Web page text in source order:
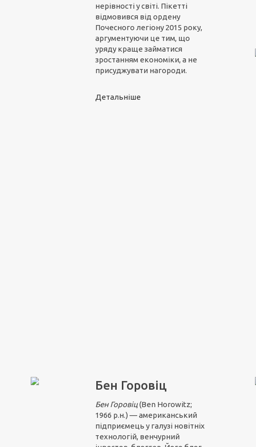
нерівності у світі. Пікетті
відмовився від ордену
Почесного легіону 2015 року,
аргументуючи це тим, що
уряду краще займатися
зростанням економіки, а не
присуджувати нагороди.
Детальніше
Бен Горовіц
Бен Горовіц(Ben Horowitz;
1966 р.н.) — американський
підприємець у галузі новітніх
технологій, венчурний